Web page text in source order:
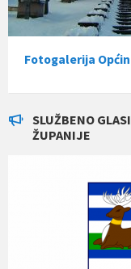
Fotogalerija
SLUŽBENO
ŽUPANIJE